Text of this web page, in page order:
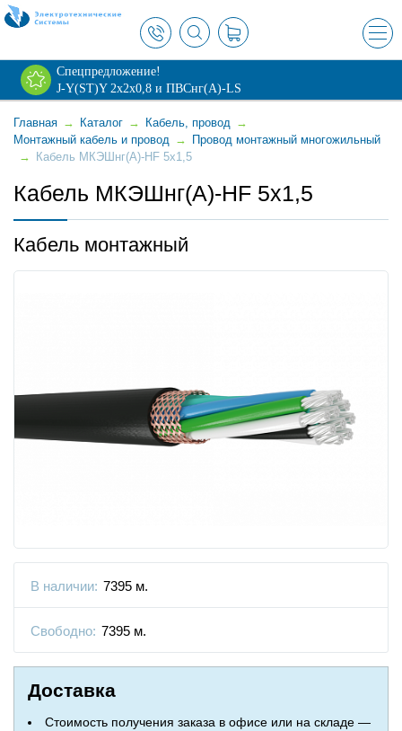
×
Спецпредложение!
J-Y(ST)Y 2х2х0,8 и ПВСнг(А)-LS
Главная → Каталог → Кабель, провод →
Монтажный кабель и провод →
Провод монтажный многожильный
→
Кабель МКЭШнг(А)-HF 5х1,5
Кабель МКЭШнг(А)-HF 5х1,5
Кабель монтажный
В наличии: 7395 м.
Свободно: 7395 м.
Доставка
Стоимость получения заказа в офисе или на складе —